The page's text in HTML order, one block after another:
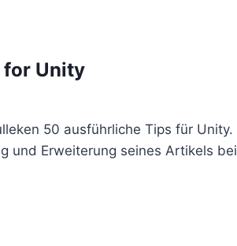
for Unity
50 ausführliche Tips für Unity.
und Erweiterung seines Artikels bei